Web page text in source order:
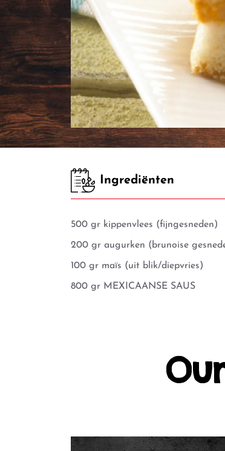
Ingrediënten
500 gr kippenvlees (fijngesneden)
200 gr augurken (brunoise
100 gr maïs (uit blik/diepvries)
800 gr MEXICAANSE SAUS